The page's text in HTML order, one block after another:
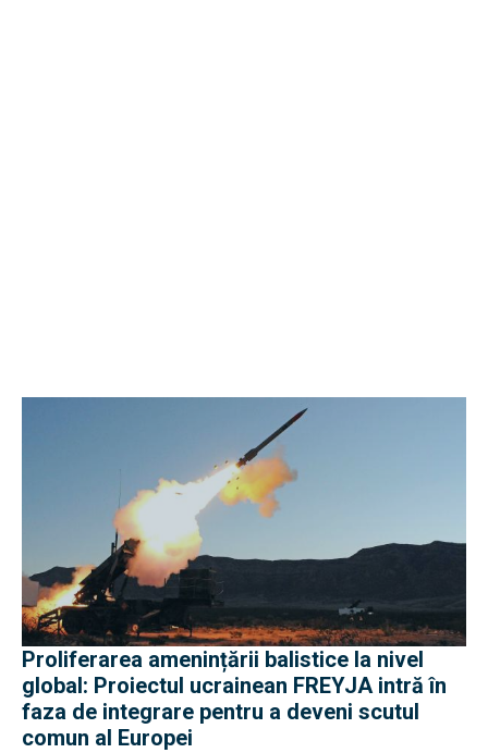
Proliferarea amenințării balistice la nivel
global: Proiectul ucrainean FREYJA intră în
faza de integrare pentru a deveni scutul
comun al Europei